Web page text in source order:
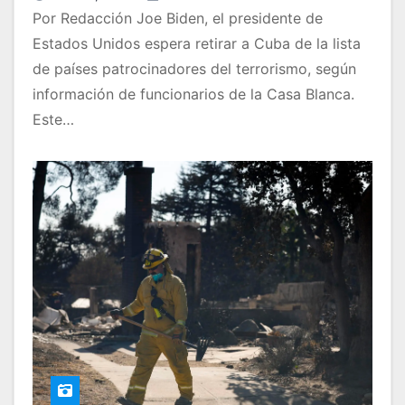
Por Redacción Joe Biden, el presidente de
Estados Unidos espera retirar a Cuba de la lista
de países patrocinadores del terrorismo, según
información de funcionarios de la Casa Blanca.
Este…